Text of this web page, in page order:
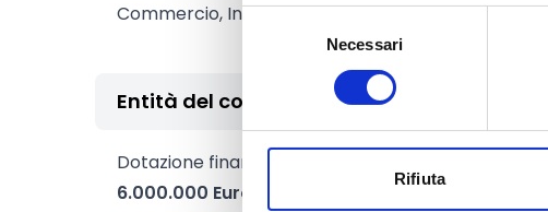
Selezione
Necessari
Rifiuta
Commercio, Industria, Artigianato e Agricoltura
Entità del contributo
Dotazione finanziaria complessiva:
6.000.000 Euro
a favore delle PMI (micro,